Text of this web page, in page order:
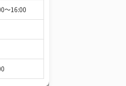
〜16:00